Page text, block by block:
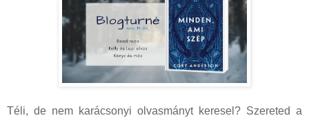
Téli, de nem karácsonyi olvasmányt keresel? Szereted a